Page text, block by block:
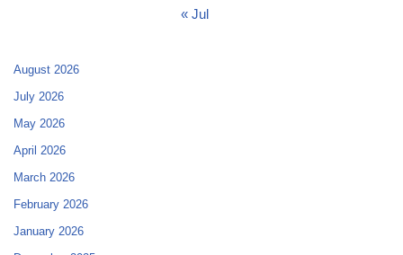
« Jul
August 2026
July 2026
May 2026
April 2026
March 2026
February 2026
January 2026